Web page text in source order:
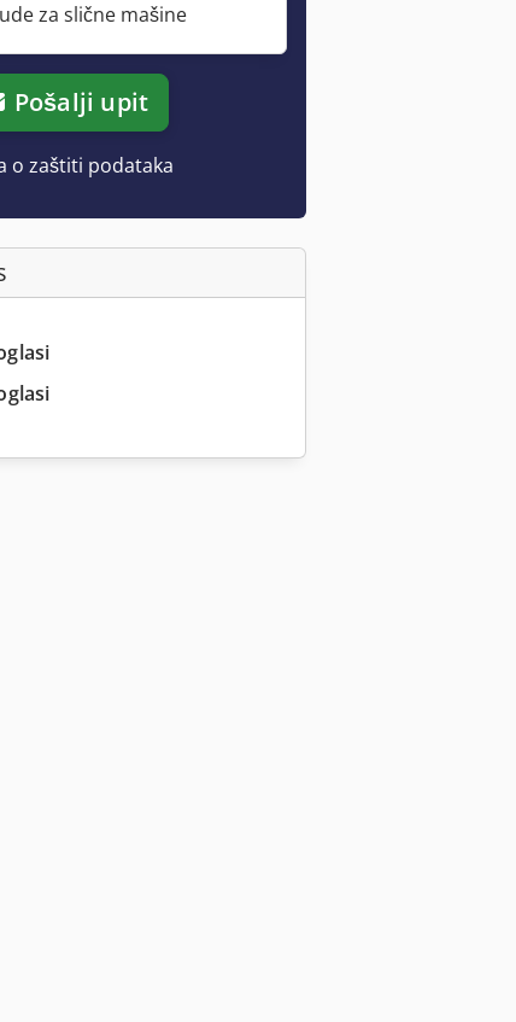
za slične mašine
Pošalji upit
o zaštiti podataka